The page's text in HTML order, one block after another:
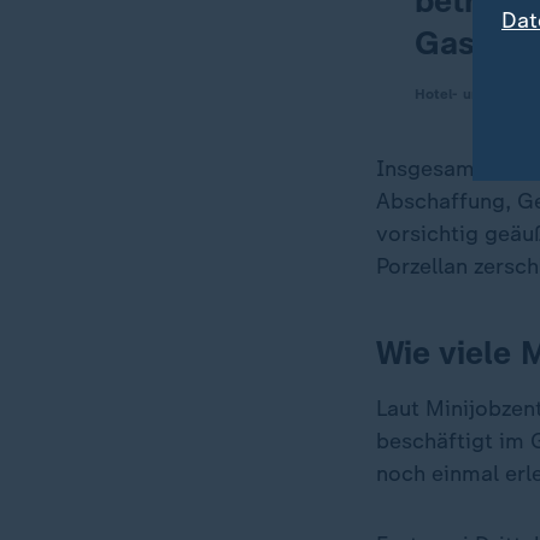
Insgesamt sind
Abschaffung,
vorsichtig
Porzellan
Wie viele
Laut
beschäftigt im
noch einmal